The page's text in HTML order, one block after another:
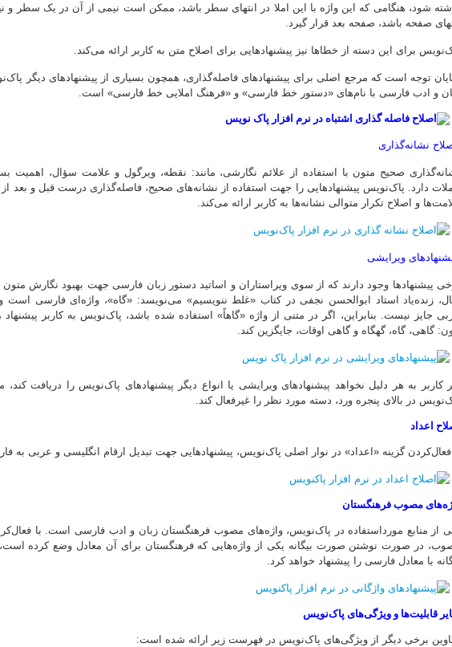
شود، هنگامی که این واژه با این املا در انتهای سطر باشد، ممکن است نیمی از آن در یک سطر و
صفحه باشد، صفحه بعد قرار گیرد.
برای این دسته از خطاها نیز پیشنهادهایی برای اصلاح متن به کاربر ارائه می‌کند.
توجه است که مرجع اصلی برای پیشنهادهای فاصله‌گذاری، همچون بسیاری از پیشنهادهای دیگر
و ادب فارسی با نام‌های «دستور خط فارسی» و «فرهنگ املایی خط فارسی» است.
نشانه‌گذاری
صحیح متون با استفاده از علائم نگارشی، مانند: نقطه، ویرگول و علامت سؤال، اهمیت
دارد. پاک‌نویس پیشنهادهایی را جهت استفاده از نشانه‌های صحیح، فاصله‌گذاری درست قبل و بعد از
و اصلاح تکرار متوالی نشانه‌ها به کاربر ارائه می‌کند.
ویرایشی
پیشنهادها وجود دارند که از سوی ویراستاران و اساتید دستور زبان فارسی جهت بهبود نگارش
زنده‌یاد استاد ابوالحسن نجفی در کتاب «غلط ننویسیم» می‌نویسد: «گاه»، واژه‌ای فارسی است و
جایز نیست. بنابراین، اگر در متنی از واژه «گاهاً» استفاده شده باشد، پاک‌نویس به کاربر
گاهی، گاه، گهگاه و گاهی اوقات، جایگزین کند.
کاربر به هر دلیل نخواهد پیشنهادهای ویرایشی یا انواع دیگر پیشنهادهای پاک‌نویس را دریافت
در بالای پنجره ورد، دسته مورد نظر را غیرفعال کند.
اعداد
فعال‌کردن گزینه «اعداد» در نوار اصلی پاک‌نویس، پیشنهادهایی جهت تبدیل ارقام انگلیسی و عربی به
مصوب فرهنگستان
از منابع مورداستفاده در پاک‌نویس، واژه‌های مصوب فرهنگستان زبان و ادب فارسی است. با
در صورت نوشتن صورت بیگانه یکی از واژه‌هایی که فرهنگستان برای آن معادل وضع کرده
با معادل فارسی را پیشنهاد خواهد کرد.
قابلیت‌ها و ویژگی‌های پاک‌نویس
برخی دیگر از ویژگی‌های پاک‌نویس در فهرست زیر ارائه شده است: